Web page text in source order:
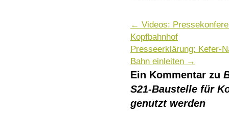
← Videos:
Kopfbahnhof
Presseerklärung: Kefer-
Bahn einleiten →
Ein Kommentar zu
S21-Baustelle für
genutzt werden